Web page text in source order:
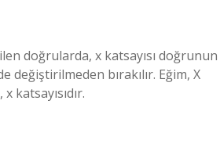
doğrularda, x katsayısı doğrunun
bırakılır. Eğim, X
katsayısıdır.